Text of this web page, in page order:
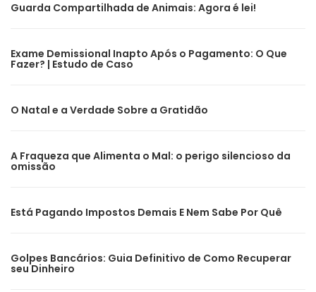
Guarda Compartilhada de Animais: Agora é lei!
Exame Demissional Inapto Após o Pagamento: O Que
Fazer? | Estudo de Caso
O Natal e a Verdade Sobre a Gratidão
A Fraqueza que Alimenta o Mal: o perigo silencioso da
omissão
Está Pagando Impostos Demais E Nem Sabe Por Quê
Golpes Bancários: Guia Definitivo de Como Recuperar
seu Dinheiro